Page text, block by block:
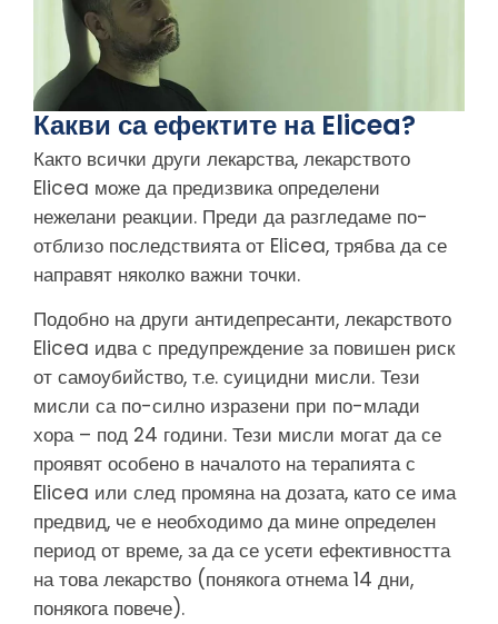
Какви са ефектите на Elicea?
Както всички други лекарства, лекарството
Elicea може да предизвика определени
нежелани реакции. Преди да разгледаме по-
отблизо последствията от Elicea, трябва да се
направят няколко важни точки.
Подобно на други антидепресанти, лекарството
Elicea идва с предупреждение за повишен риск
от самоубийство, т.е. суицидни мисли. Тези
мисли са по-силно изразени при по-млади
хора – под 24 години. Тези мисли могат да се
проявят особено в началото на терапията с
Elicea или след промяна на дозата, като се има
предвид, че е необходимо да мине определен
период от време, за да се усети ефективността
на това лекарство (понякога отнема 14 дни,
понякога повече).